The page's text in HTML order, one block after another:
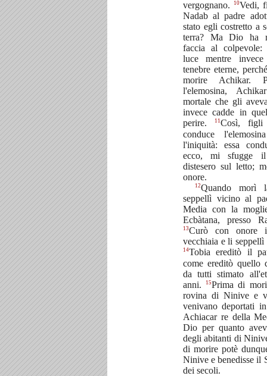
vergognano.
10Vedi,
Nadab al padre
stato egli costretto a
terra? Ma Dio ha
faccia al
luce mentre
tenebre eterne,
morire Achikar.
l'elemosina,
mortale che gli
invece cadde in
perire.
11Così, figli
conduce
l'iniquità: essa
ecco, mi sfugge
distesero sul letto;
onore.
12Quando morì
seppellì vicino al
Media con la
Ecbàtana, presso
13Curò con onore
vecchiaia e li
14Tobia ereditò il
come ereditò quello
da tutti stimato
anni.
15Prima di
rovina di Ninive e
venivano deportati
Achiacar re della
Dio per quanto
degli abitanti di
di morire potè
Ninive e benedisse il
dei secoli.